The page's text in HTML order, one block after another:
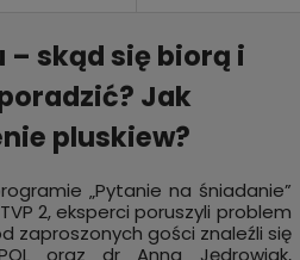
– skąd się biorą i
Jak
pluskiew?
„Pytanie na śniadanie”
2, eksperci poruszyli problem
zaproszonych gości znaleźli się
oraz dr Anna Jędrowiak,